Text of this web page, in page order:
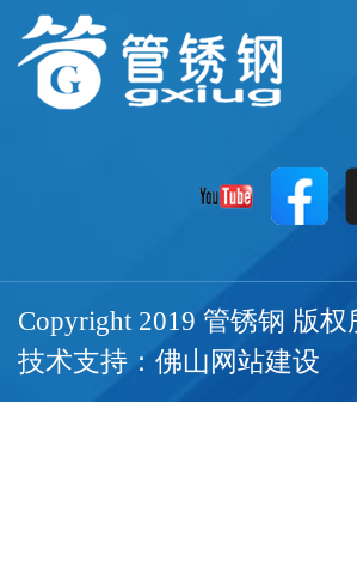
Copyright 2019 管锈钢 版权
技术支持： 佛山网站建设